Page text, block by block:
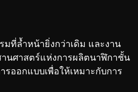
ที่ล้ำหน้ายิ่งกว่าเดิม และงาน
นศาสตร์แห่งการผลิตนาฬิกาชั้น
ออกแบบเพื่อให้เหมาะกับการ